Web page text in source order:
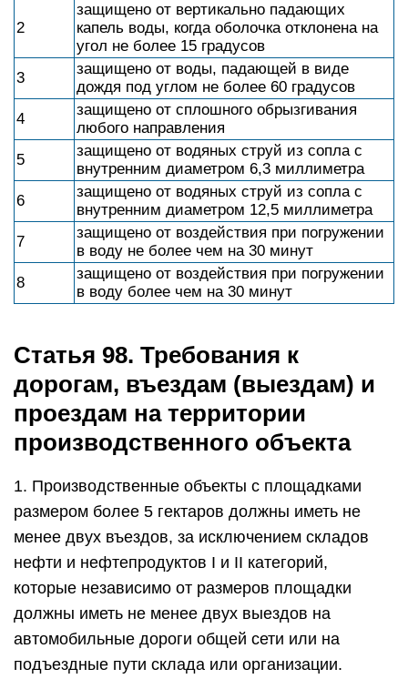
2
защищено от вертикально падающих
капель воды, когда оболочка отклонена на
угол не более 15 градусов
3
защищено от воды, падающей в виде
дождя под углом не более 60 градусов
4
защищено от сплошного обрызгивания
любого направления
5
защищено от водяных струй из сопла с
внутренним диаметром 6,3 миллиметра
6
защищено от водяных струй из сопла с
внутренним диаметром 12,5 миллиметра
7
защищено от воздействия при погружении
в воду не более чем на 30 минут
8
защищено от воздействия при погружении
в воду более чем на 30 минут
Статья 98. Требования к
дорогам, въездам (выездам) и
проездам на территории
производственного объекта
1. Производственные объекты с площадками
размером более 5 гектаров должны иметь не
менее двух въездов, за исключением складов
нефти и нефтепродуктов I и II категорий,
которые независимо от размеров площадки
должны иметь не менее двух выездов на
автомобильные дороги общей сети или на
подъездные пути склада или организации.